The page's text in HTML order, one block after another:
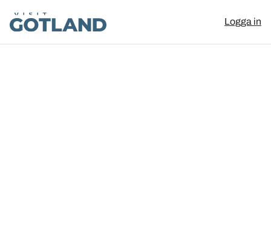
Visit Gotland
Logga in